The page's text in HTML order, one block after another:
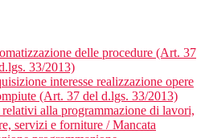
delle procedure (Art. 37
33/2013)
interesse realizzazione opere
(Art. 37 del d.lgs. 33/2013)
alla programmazione di lavori,
servizi e forniture / Mancata